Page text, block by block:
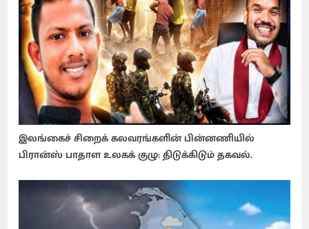
இலங்கைச் சிறைக் கலவரங்களின் பின்னணியில்
பிரான்ஸ் பாதாள உலகக் குழு: திடுக்கிடும் தகவல்.